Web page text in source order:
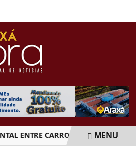
ENTRE CARRO E CAMINHÃO NA
MENU